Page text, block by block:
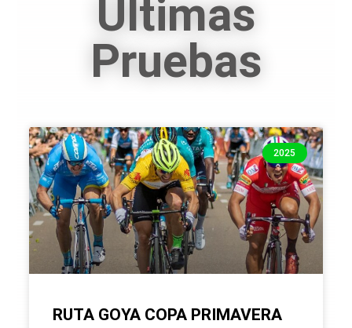
Últimas
Pruebas
2025
RUTA GOYA COPA PRIMAVERA